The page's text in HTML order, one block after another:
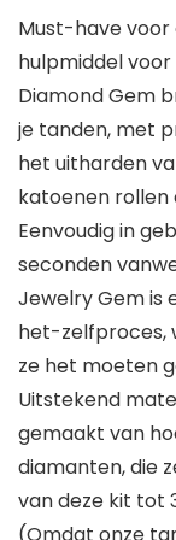
Must-have
hulpmiddel
Diamond Gem
je tanden, met
het uitharden
katoenen rollen
Eenvoudig in
seconden
Jewelry Gem is
het-zelfproces,
ze het moeten
Uitstekend
gemaakt van
diamanten, die
van deze kit tot